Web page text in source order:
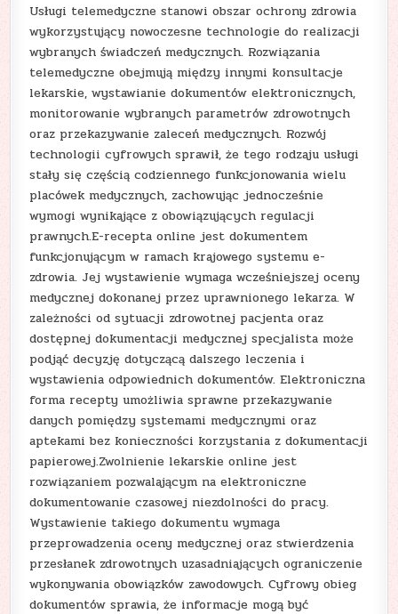
Usługi telemedyczne stanowi obszar ochrony zdrowia
wykorzystujący nowoczesne technologie do realizacji
wybranych świadczeń medycznych. Rozwiązania
telemedyczne obejmują między innymi konsultacje
lekarskie, wystawianie dokumentów elektronicznych,
monitorowanie wybranych parametrów zdrowotnych
oraz przekazywanie zaleceń medycznych. Rozwój
technologii cyfrowych sprawił, że tego rodzaju usługi
stały się częścią codziennego funkcjonowania wielu
placówek medycznych, zachowując jednocześnie
wymogi wynikające z obowiązujących regulacji
prawnych.E-recepta online jest dokumentem
funkcjonującym w ramach krajowego systemu e-
zdrowia. Jej wystawienie wymaga wcześniejszej oceny
medycznej dokonanej przez uprawnionego lekarza. W
zależności od sytuacji zdrowotnej pacjenta oraz
dostępnej dokumentacji medycznej specjalista może
podjąć decyzję dotyczącą dalszego leczenia i
wystawienia odpowiednich dokumentów. Elektroniczna
forma recepty umożliwia sprawne przekazywanie
danych pomiędzy systemami medycznymi oraz
aptekami bez konieczności korzystania z dokumentacji
papierowej.Zwolnienie lekarskie online jest
rozwiązaniem pozwalającym na elektroniczne
dokumentowanie czasowej niezdolności do pracy.
Wystawienie takiego dokumentu wymaga
przeprowadzenia oceny medycznej oraz stwierdzenia
przesłanek zdrowotnych uzasadniających ograniczenie
wykonywania obowiązków zawodowych. Cyfrowy obieg
dokumentów sprawia, że informacje mogą być